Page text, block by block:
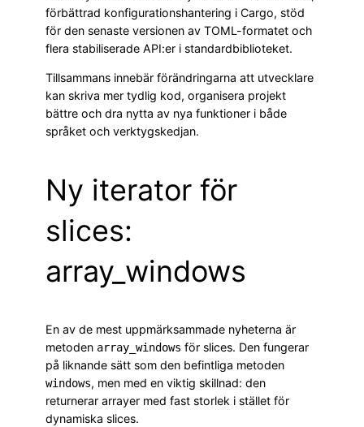
förbättrad konfigurationshantering i Cargo, stöd
för den senaste versionen av TOML-formatet och
flera stabiliserade API:er i standardbiblioteket.
Tillsammans innebär förändringarna att utvecklare
kan skriva mer tydlig kod, organisera projekt
bättre och dra nytta av nya funktioner i både
språket och verktygskedjan.
Ny iterator för
slices:
array_windows
En av de mest uppmärksammade nyheterna är
metoden array_windows för slices. Den fungerar
på liknande sätt som den befintliga metoden
windows, men med en viktig skillnad: den
returnerar arrayer med fast storlek i stället för
dynamiska slices.